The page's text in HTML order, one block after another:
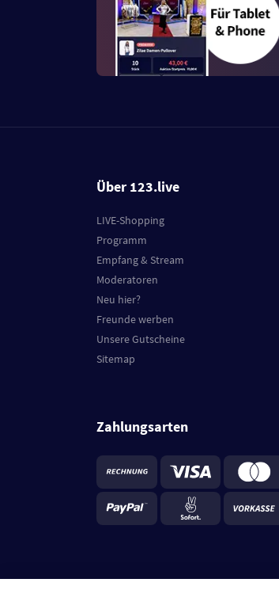
Über 123.live
LIVE-Shopping
Programm
Empfang & Stream
Moderatoren
Neu hier?
Freunde werben
Unsere Gutscheine
Sitemap
Zahlungsarten